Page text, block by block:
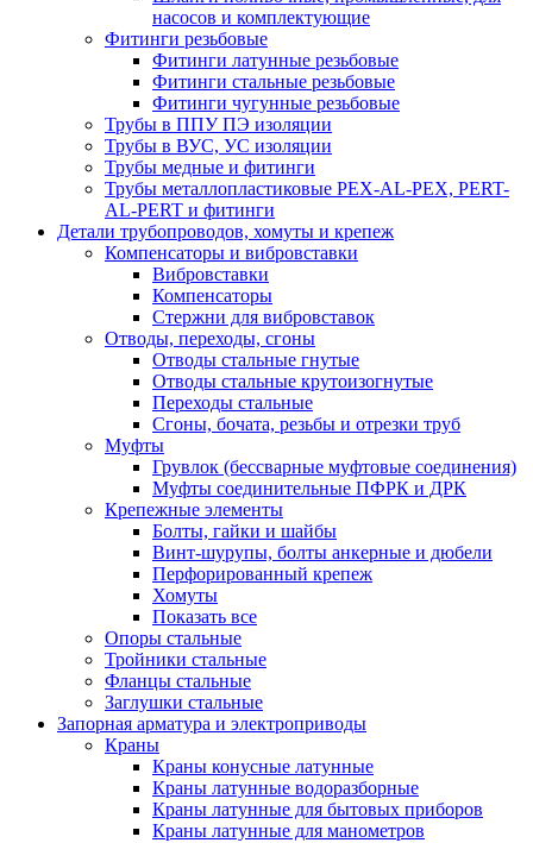
насосов и комплектующие
Фитинги резьбовые
Фитинги латунные резьбовые
Фитинги стальные резьбовые
Фитинги чугунные резьбовые
Трубы в ППУ ПЭ изоляции
Трубы в ВУС, УС изоляции
Трубы медные и фитинги
Трубы металлопластиковые PEX-AL-PEX, PERT-
AL-PERT и фитинги
Детали трубопроводов, хомуты и крепеж
Компенсаторы и вибровставки
Вибровставки
Компенсаторы
Стержни для вибровставок
Отводы, переходы, сгоны
Отводы стальные гнутые
Отводы стальные крутоизогнутые
Переходы стальные
Сгоны, бочата, резьбы и отрезки труб
Муфты
Грувлок (бессварные муфтовые соединения)
Муфты соединительные ПФРК и ДРК
Крепежные элементы
Болты, гайки и шайбы
Винт-шурупы, болты анкерные и дюбели
Перфорированный крепеж
Хомуты
Показать все
Опоры стальные
Тройники стальные
Фланцы стальные
Заглушки стальные
Запорная арматура и электроприводы
Краны
Краны конусные латунные
Краны латунные водоразборные
Краны латунные для бытовых приборов
Краны латунные для манометров